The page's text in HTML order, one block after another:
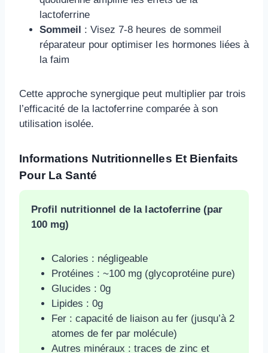
lactoferrine
Sommeil
: Visez 7-8 heures de sommeil
réparateur pour optimiser les hormones liées à
la faim
Cette approche synergique peut multiplier par trois
l’efficacité de la lactoferrine comparée à son
utilisation isolée.
Informations Nutritionnelles Et Bienfaits
Pour La Santé
Profil nutritionnel de la lactoferrine (par
100 mg)
Calories : négligeable
Protéines : ~100 mg (glycoprotéine pure)
Glucides : 0g
Lipides : 0g
Fer : capacité de liaison au fer (jusqu’à 2
atomes de fer par molécule)
Autres minéraux : traces de zinc et